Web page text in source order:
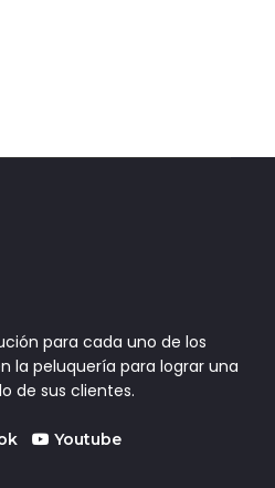
para cada uno de los
la peluquería para lograr una
de sus clientes.
Youtube